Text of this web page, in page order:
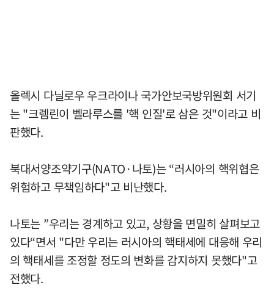
올렉시 다닐로우 우크라이나 국가안보국방위원회 서기
는 "크렘린이 벨라루스를 '핵 인질'로 삼은 것"이라고 비
판했다.
북대서양조약기구(NATO·나토)는 “러시아의 핵위협은
위험하고 무책임하다"고 비난했다.
나토는 ”우리는 경계하고 있고, 상황을 면밀히 살펴보고
있다“면서 "다만 우리는 러시아의 핵태세에 대응해 우리
의 핵태세를 조정할 정도의 변화를 감지하지 못했다"고
전했다.